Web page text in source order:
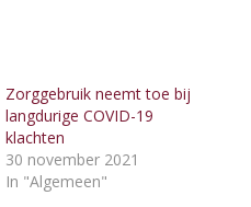
Zorggebruik neemt toe bij
langdurige COVID-19
klachten
30 november 2021
In "Algemeen"